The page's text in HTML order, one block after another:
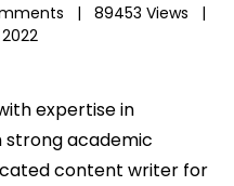
|
89453 Views |
expertise in
strong academic
content writer for